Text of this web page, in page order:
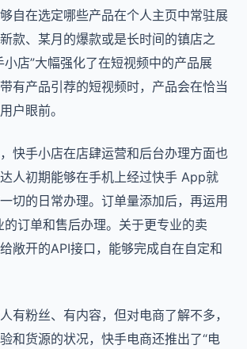
自在选定哪些产品在个人主页中常驻展
款、某月的爆款或是长时间的镇店之
小店”大幅强化了在短视频中的产品展
有产品引荐的短视频时，产品会在恰当
户眼前。
快手小店在店肆运营和后台办理方面也
人初期能够在手机上经过快手 App就
切的日常办理。订单量添加后，再运用
的订单和售后办理。关于更专业的卖
敞开的API接口，能够完成自在自定和
有粉丝、有内容，但对电商了解不多，
和货源的状况，快手电商还推出了“电